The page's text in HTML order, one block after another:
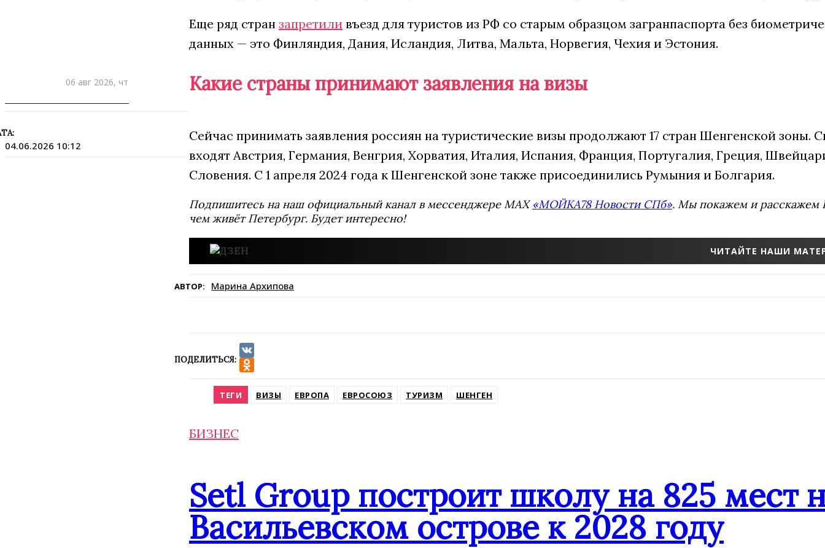
06 авг 2026, чт
04.06.2026 10:12
Еще ряд стран запретили въезд для туристов из РФ со старым образцом загранпаспорта без
данных — это Финляндия, Дания, Исландия, Литва, Мальта, Норвегия, Чехия и Эстония.
Какие страны принимают заявления на визы
Сейчас принимать заявления россиян на туристические визы продолжают 17 стран Шенгенской зоны.
входят Австрия, Германия, Венгрия, Хорватия, Италия, Испания, Франция, Португалия, Греция,
Словения. С 1 апреля 2024 года к Шенгенской зоне также присоединились Румыния и Болгария.
Подпишитесь на наш официальный канал в мессенджере MAX«МОЙКА78 Новости СПб». Мы покажем и расскажем
чем живёт Петербург. Будет интересно!
ЧИТАЙТЕ НАШИ
АВТОР: Марина Архипова
ПОДЕЛИТЬСЯ:
VK
ТЕГИ ВИЗЫ ЕВРОПА ЕВРОСОЮЗ ТУРИЗМ ШЕНГЕН
БИЗНЕС
Setl Group построит школу на 825 мест
Васильевском острове к 2028 году